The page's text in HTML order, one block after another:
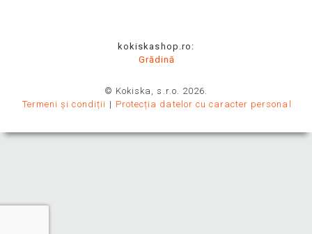
kokiskashop.ro:
Grădină
© Kokiska, s.r.o. 2026.
Termeni și condiții
Protecția datelor cu caracter personal